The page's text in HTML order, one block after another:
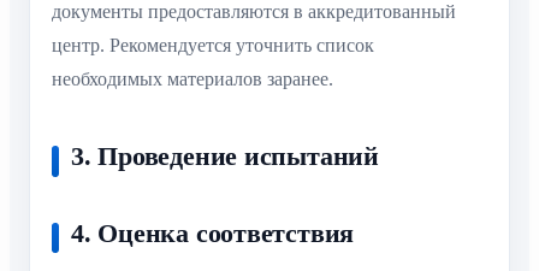
документы предоставляются в аккредитованный
центр. Рекомендуется уточнить список
необходимых материалов заранее.
3. Проведение испытаний
4. Оценка соответствия